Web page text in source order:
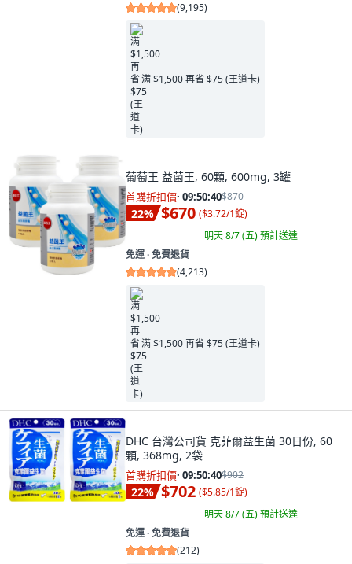
(9,195)
满 $1,500 再省 $75 (王道卡)
葡萄王 益菌王, 60顆, 600mg, 3罐
首購折扣價· 09:50:38$870
22% $670 ($3.72/1錠)
明天 8/7 (五)預計送達
免運 ∙ 免費退貨
(4,213)
满 $1,500 再省 $75 (王道卡)
DHC 台灣公司貨 克菲爾益生菌 30日份, 60
顆, 368mg, 2袋
首購折扣價· 09:50:38$902
22% $702 ($5.85/1錠)
明天 8/7 (五)預計送達
免運 ∙ 免費退貨
(212)